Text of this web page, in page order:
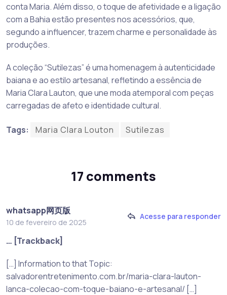
conta Maria. Além disso, o toque de afetividade e a ligação
com a Bahia estão presentes nos acessórios, que,
segundo a influencer, trazem charme e personalidade às
produções.
A coleção “Sutilezas” é uma homenagem à autenticidade
baiana e ao estilo artesanal, refletindo a essência de
Maria Clara Lauton, que une moda atemporal com peças
carregadas de afeto e identidade cultural.
Tags: Maria Clara Louton Sutilezas
17 comments
whatsapp网页版
10 de fevereiro de 2025
Acesse para responder
… [Trackback]
[…] Information to that Topic:
salvadorentretenimento.com.br/maria-clara-lauton-
lanca-colecao-com-toque-baiano-e-artesanal/ […]